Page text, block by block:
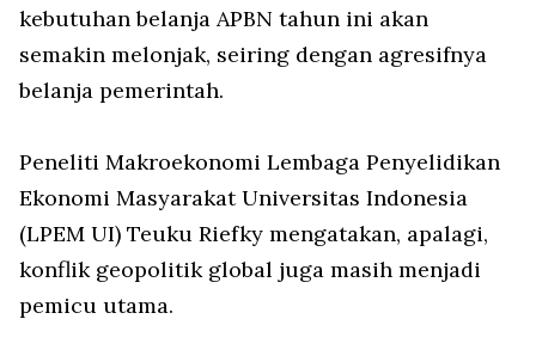
kebutuhan belanja APBN tahun ini akan
semakin melonjak, seiring dengan agresifnya
belanja pemerintah.
Peneliti Makroekonomi Lembaga Penyelidikan
Ekonomi Masyarakat Universitas Indonesia
(LPEM UI) Teuku Riefky mengatakan, apalagi,
konflik geopolitik global juga masih menjadi
pemicu utama.